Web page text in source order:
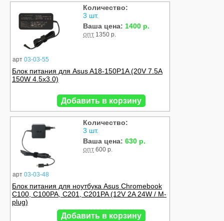
арт 03-03-55
Количество:
3 шт.
Ваша цена: 1400 р.
опт 1350 р.
Блок питания для Asus A18-150P1A (20V 7.5A
150W 4.5x3.0)
Добавить в корзину
арт 03-03-48
Количество:
3 шт.
Ваша цена: 630 р.
опт 600 р.
Блок питания для ноутбука Asus Chromebook
C100, C100PA, C201, C201PA (12V 2A 24W / M-
plug)
Добавить в корзину